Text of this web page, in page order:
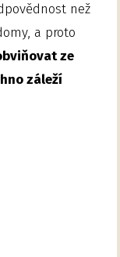
než
a proto
ze
záleží